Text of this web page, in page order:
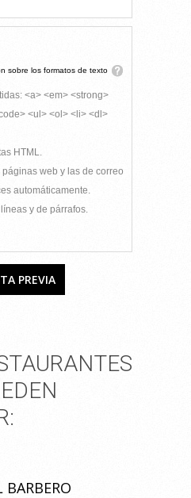
sobre los formatos de texto
<a> <em> <strong>
<ul> <ol> <li> <dl>
HTML.
web y las de correo
automáticamente.
y de párrafos.
BARBERO